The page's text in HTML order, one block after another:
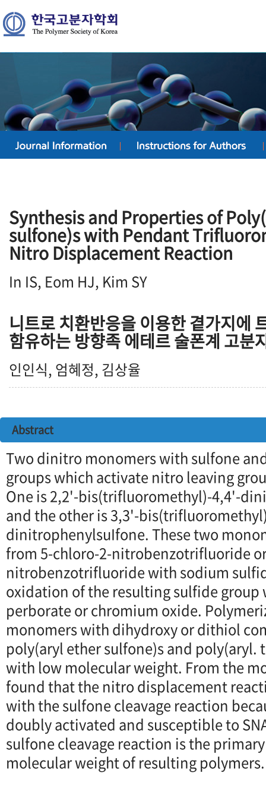
Synthesis and Properties of
sulfone)s with Pendant
Nitro Displacement Reaction
In IS, Eom HJ, Kim SY
니트로 치환반응을 이용한 곁가지에
함유하는 방향족 에테르 술폰계 고분
인인식, 엄혜정, 김상율
Abstract
Two dinitro monomers with sulfone
groups which activate nitro leaving
One is 2,2'-bis(trifluoromethyl)-4,4'-
and the other is 3,3'-
dinitrophenylsuIfone. These two
from 5-chloro-2-nitrobenzotrifluoride
nitrobenzotrifluoride with sodium
oxidation of the resulting sulfide group
perborate or chromium oxide.
monomers with dihydroxy or dithiol
poly(aryl ether sulfone)s and poly(aryl.
with low molecular weight. From the
found that the nitro displacement
with the sulfone cleavage reaction
doubly activated and susceptible to
sulfone cleavage reaction is the
molecular weight of resulting polymers.